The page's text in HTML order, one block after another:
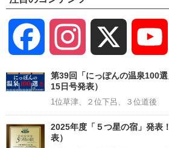
Facebook Instagram
第39回「にっぽんの温泉100
15日号発表）
1位草津、２位下呂、３位道後
2025年度「５つ星の宿」発表
表）